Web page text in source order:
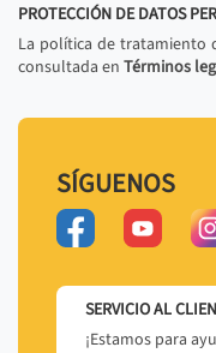
PROTECCIÓN DE DATOS
La política de tratamiento
consultada en Términos
SÍGUENOS
SERVICIO AL
¡Estamos para